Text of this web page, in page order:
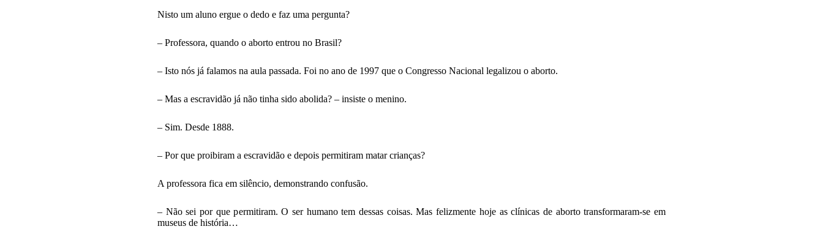
Nisto um aluno ergue o dedo e faz uma pergunta?
– Professora, quando o aborto entrou no Brasil?
– Isto nós já falamos na aula passada. Foi no ano de 1997 que o Congresso Nacional legalizou o aborto.
– Mas a escravidão já não tinha sido abolida? – insiste o menino.
– Sim. Desde 1888.
– Por que proibiram a escravidão e depois permitiram matar crianças?
A professora fica em silêncio, demonstrando confusão.
– Não sei por que permitiram. O ser humano tem dessas coisas. Mas felizmente hoje as clínicas de aborto transformaram-se em
museus de história…